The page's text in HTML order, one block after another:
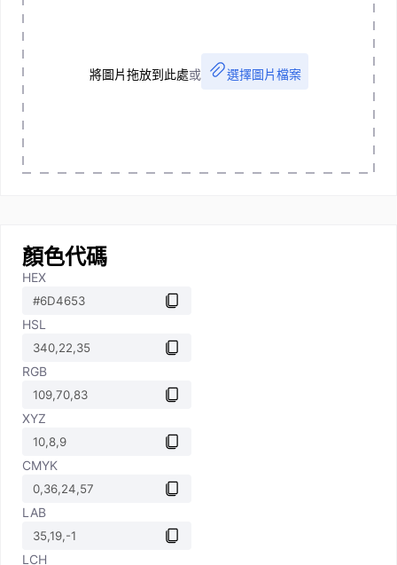
將圖片拖放到此處或 選擇圖片檔案
顏色代碼
HEX
HSL
RGB
XYZ
CMYK
LAB
LCH